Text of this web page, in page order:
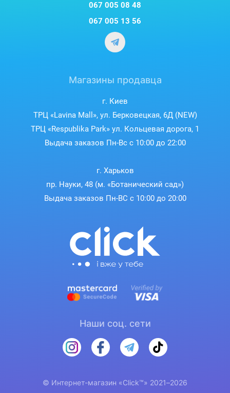
067 005 08 48
067 005 13 56
Магазины продавца
г. Киев
ТРЦ «Lavina Mall», ул. Берковецкая, 6Д (NEW)
ТРЦ «Respublika Park» ул. Кольцевая дорога, 1
Выдача заказов Пн-Вс с 10:00 до 22:00
г. Харьков
пр. Науки, 48 (м. «Ботанический сад»)
Выдача заказов Пн-ВС с 10:00 до 20:00
Наши соц. сети
© Интернет-магазин «Click™» 2021–2026